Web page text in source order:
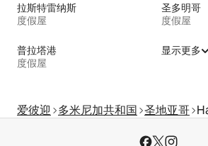
拉斯特雷纳斯
度假屋
圣多明哥
度假屋
普拉塔港
度假屋
显示更多
爱彼迎 多米尼加共和国 圣地亚哥